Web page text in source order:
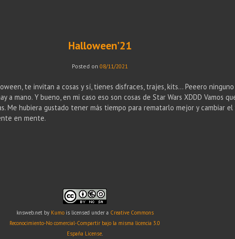
Halloween’21
Posted on 08/11/2021
te invitan a cosas y sí, tienes disfraces, trajes, kits… Peeero
a mano. Y bueno, en mi caso eso son cosas de Star Wars XDDD Vamos
Me hubiera gustado tener más tiempo para rematarlo mejor y cambiar el
en mente.
knsweb.netby Kumois licensed under a Creative Commons
Reconocimiento-No comercial-Compartir bajo la misma licencia 3.0
España License.